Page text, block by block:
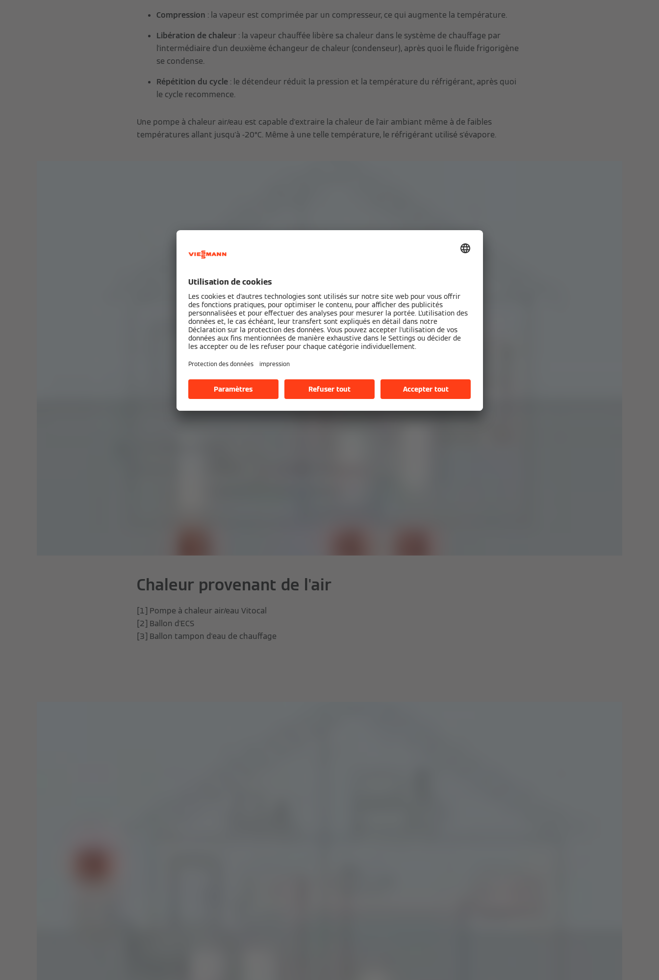
Compression : la vapeur est comprimée par un compresseur, ce qui augmente la température.
Libération de chaleur : la vapeur chauffée libère sa chaleur dans le système de chauffage par
l'intermédiaire d'un deuxième échangeur de chaleur (condenseur), après quoi le fluide frigorigène
se condense.
Répétition du cycle : le détendeur réduit la pression et la température du réfrigérant, après quoi
le cycle recommence.
Une pompe à chaleur air/eau est capable d'extraire la chaleur de l'air ambiant même à de faibles
températures allant jusqu'à -20°C. Même à une telle température, le réfrigérant utilisé s'évapore.
Chaleur provenant de l'air
[1] Pompe à chaleur air/eau Vitocal
[2] Ballon d'ECS
[3] Ballon tampon d'eau de chauffage